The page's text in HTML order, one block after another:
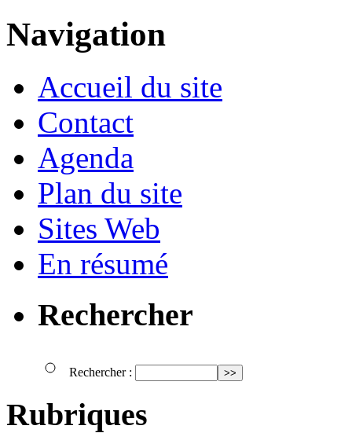
Navigation
Accueil du site
Contact
Agenda
Plan du site
Sites Web
En résumé
Rechercher
Rechercher :
Rubriques